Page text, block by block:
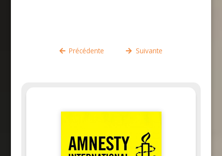
Précédente Suivante